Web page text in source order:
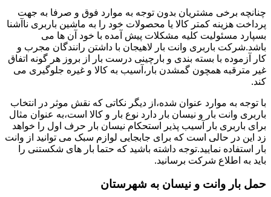
چنانچه برخی مشتریان بدون توجه به موارد فوق و صرفا به جهت
پرداخت هزینه کمتر کالا یا محصولات خود را به ماشین باربری ناآشنا
بسپارد مسئولیت کلیه مشکلات پیش آمده با خود آن ها می
باشد.شرکت باربری وانت بار لاهیجان با داشتن رانندگان مجرب و
کار آزموده با بسته بندی و بارچینی درست بار از بروز هر گونه اتفاق
غیر مترقبه همچون گمشدن بار،آسیب به کالا و غیره جلوگیری می
کند.
با توجه به موارد عنوان شده،از دیگر نکاتی که نقش موثر در انتخاب
باربری وانت بار و نیسان بار دارد نوع بار و کالا است،به عنوان مثال
برای باربری بار آسیب پذیر استحکام نیسان بار حرف اول را خواهد
زد این در حالی است که برای جابجایی لوازم سبک می توانید از وانت
بار استفاده نمایید.توجه داشته باشید که حتما بار های شکستنی را
باید به اطلاع شرکت برسانید.
حمل بار وانت و نیسان به شهرستان